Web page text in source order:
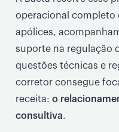
operacional completo
apólices,
suporte na regulação
questões técnicas e
corretor consegue
receita:o
consultiva.